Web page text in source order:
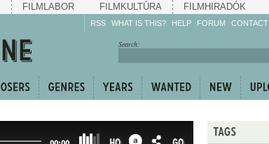
FILMLABOR FILMKULTÚRA FILMHIRADÓK
RSS WHAT IS THIS? HELP
Enrich!
Share!
FORUM CONTACT
Search: